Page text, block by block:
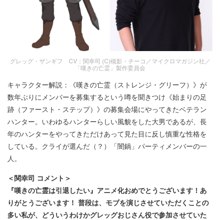
グレッグ・ザンギフ CV：関幸司 (C)槻影・チーコ／マイクロマガジン社／
「嘆きの亡霊」製作委員会
キャラクター解説：《嘆きの亡霊（ストレンジ・グリーフ）》が
数年ぶりにメンバーを募集するという噂を聞きつけ《始まりの足
跡（ファースト・ステップ）》の募集会場にやってきたベテラン
ハンター。いわゆるハンターらしい風貌をした大男であるが、長
年のハンターをやってきただけあって見た目に反し慎重な性格を
している。クライが選んだ（？）「闇鍋」パーティメンバーの一
人。
＜関幸司 コメント＞
『嘆きの亡霊は引退したい』アニメ化おめでとうございます！あ
りがとうございます！ 普段は、モブを演じさせていただくことの
多い私が、どういうわけかグレッグおじさん役で参加させていた